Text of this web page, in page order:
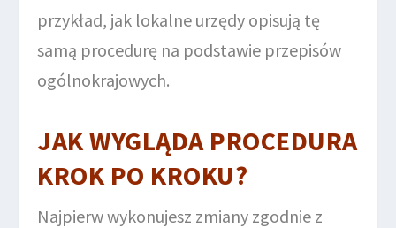
przykład, jak lokalne urzędy opisują tę
samą procedurę na podstawie przepisów
ogólnokrajowych.
JAK WYGLĄDA PROCEDURA
KROK PO KROKU?
Najpierw wykonujesz zmiany zgodnie z